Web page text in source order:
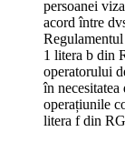
persoanei
acord între
1 litera b din
operatorului
în necesitatea
operațiunile
litera f din